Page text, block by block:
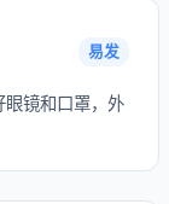
易发
眼镜和口罩，外